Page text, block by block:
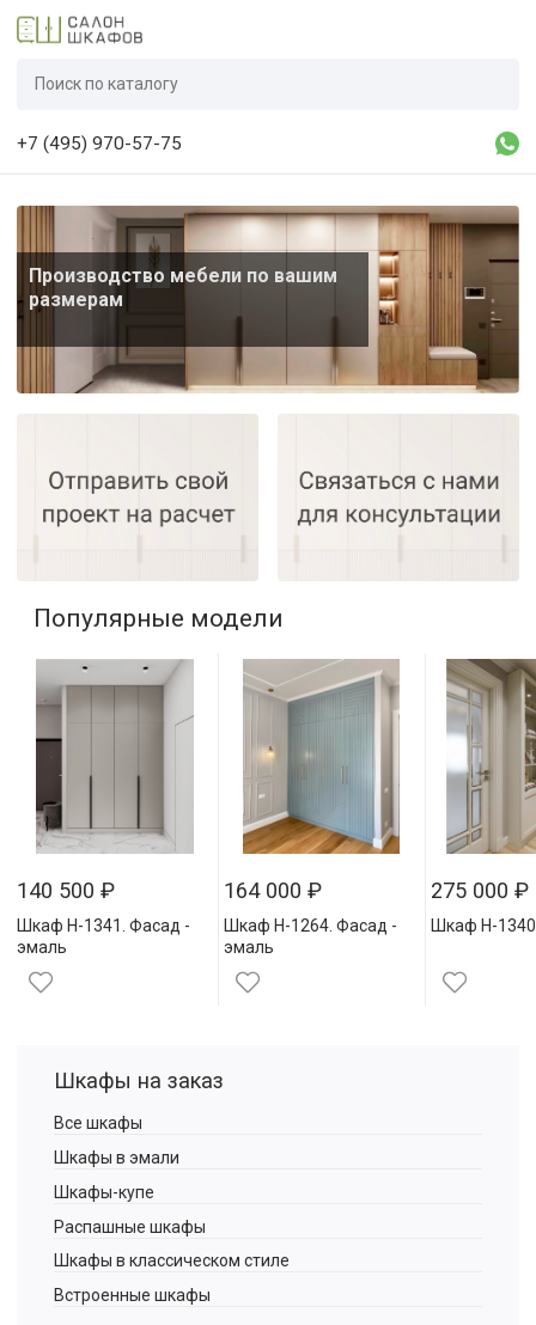
+7 (495) 970-57-75
Производство мебели по вашим
размерам
Популярные модели
140 500 ₽
Шкаф Н-1341. Фасад -
эмаль
164 000 ₽
Шкаф Н-1264. Фасад -
эмаль
275 000 ₽
Шкаф Н-
Шкафы на заказ
Все шкафы
Шкафы в эмали
Шкафы-купе
Распашные шкафы
Шкафы в классическом стиле
Встроенные шкафы